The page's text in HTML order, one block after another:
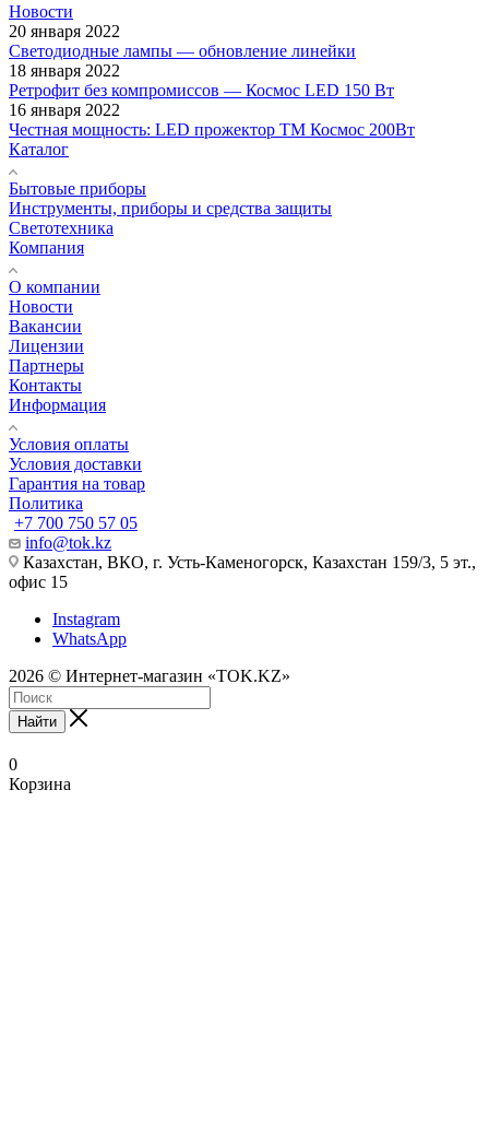
Новости
20 января 2022
Светодиодные лампы — обновление линейки
18 января 2022
Ретрофит без компромиссов — Космос LED 150 Вт
16 января 2022
Честная мощность: LED прожектор ТМ Космос 200Вт
Каталог
Бытовые приборы
Инструменты, приборы и средства защиты
Светотехника
Компания
О компании
Новости
Вакансии
Лицензии
Партнеры
Контакты
Информация
Условия оплаты
Условия доставки
Гарантия на товар
Политика
+7 700 750 57 05
info@tok.kz
Казахстан, ВКО, г. Усть-Каменогорск, Казахстан 159/3, 5 эт.,
офис 15
Instagram
WhatsApp
2026 © Интернет-магазин «TOK.KZ»
Найти
0
Корзина